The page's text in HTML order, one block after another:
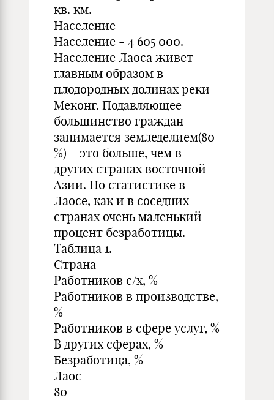
кв. км.
Население
Население - 4 605 000.
Население Лаоса живет
главным образом в
плодородных долинах реки
Меконг. Подавляющее
большинство граждан
занимается земледелием(80
%) – это больше, чем в
других странах восточной
Азии. По статистике в
Лаосе, как и в соседних
странах очень маленький
процент безработицы.
Таблица 1.
Страна
Работников с/х, %
Работников в производстве,
%
Работников в сфере услуг, %
В других сферах, %
Безработица, %
Лаос
80